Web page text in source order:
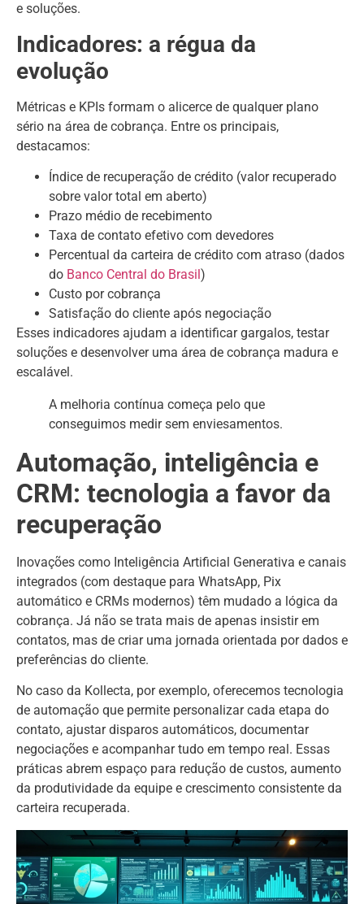
e soluções.
Indicadores: a régua da
evolução
Métricas e KPIs formam o alicerce de qualquer plano
sério na área de cobrança. Entre os principais,
destacamos:
Índice de recuperação de crédito (valor recuperado
sobre valor total em aberto)
Prazo médio de recebimento
Taxa de contato efetivo com devedores
Percentual da carteira de crédito com atraso (dados
do Banco Central do Brasil)
Custo por cobrança
Satisfação do cliente após negociação
Esses indicadores ajudam a identificar gargalos, testar
soluções e desenvolver uma área de cobrança madura e
escalável.
A melhoria contínua começa pelo que
conseguimos medir sem enviesamentos.
Automação, inteligência e
CRM: tecnologia a favor da
recuperação
Inovações como Inteligência Artificial Generativa e canais
integrados (com destaque para WhatsApp, Pix
automático e CRMs modernos) têm mudado a lógica da
cobrança. Já não se trata mais de apenas insistir em
contatos, mas de criar uma jornada orientada por dados e
preferências do cliente.
No caso da Kollecta, por exemplo, oferecemos tecnologia
de automação que permite personalizar cada etapa do
contato, ajustar disparos automáticos, documentar
negociações e acompanhar tudo em tempo real. Essas
práticas abrem espaço para redução de custos, aumento
da produtividade da equipe e crescimento consistente da
carteira recuperada.